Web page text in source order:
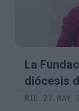
La
diócesis
MIÉ 27 MAY